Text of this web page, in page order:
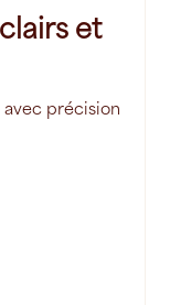
et
précision